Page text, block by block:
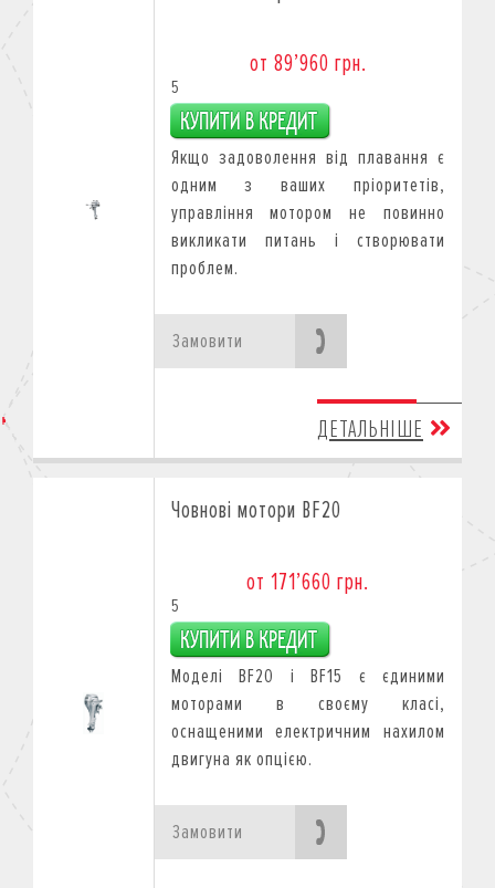
от 89’960 грн.
5
Якщо задоволення від плавання є
одним з ваших пріоритетів,
управління мотором не повинно
викликати питань і створювати
проблем.
Замовити
ДЕТАЛЬНІШЕ
Човнові мотори BF20
от 171’660 грн.
5
Моделі BF20 і BF15 є єдиними
моторами в своєму класі,
оснащеними електричним нахилом
двигуна як опцією.
Замовити